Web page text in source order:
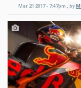
Mar 21 2017 - 7:47pm by